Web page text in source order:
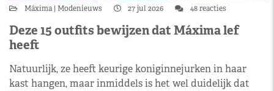
Máxima Modenieuws 27 jul 2026 48 reacties
Deze 15 outfits bewijzen dat Máxima lef
heeft
Natuurlijk, ze heeft keurige koniginnejurken in haar
kast hangen, maar inmiddels is het wel duidelijk dat